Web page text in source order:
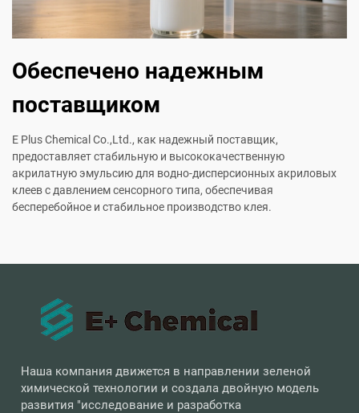
Обеспечено надежным
поставщиком
E Plus Chemical Co.,Ltd., как надежный поставщик,
предоставляет стабильную и высококачественную
акрилатную эмульсию для водно-дисперсионных акриловых
клеев с давлением сенсорного типа, обеспечивая
бесперебойное и стабильное производство клея.
Наша компания движется в направлении зеленой
химической технологии и создала двойную модель
развития "исследование и разработка